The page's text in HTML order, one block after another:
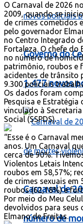
Governo do
1.477 novos
Carnaval de
número de
O Carnaval de 2026
2009, quando se
de crimes cometidos
pelo governador
no Centro Integrado
Fortaleza. O chefe
no número de
patrimônio, roubos e
acidentes de trânsito
9.300 policiais
Os dados foram
Pesquisa e Estratégia
vinculado à
Social (SSPDS).
“Esse é o Carnaval
anos. Um Carnaval
cerca de 90%.
Violentos Letais
roubos em 58,57%;
de crimes sexuais em
roubos (62,18%) e
Por meio do Meu
devolvidos para seus
Elmano de Freitas.